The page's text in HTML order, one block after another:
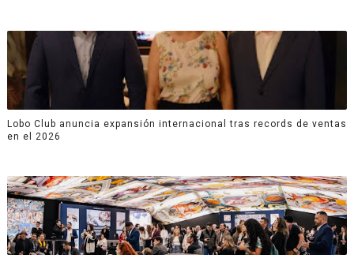
Lobo Club anuncia expansión internacional tras records de ventas
en el 2026